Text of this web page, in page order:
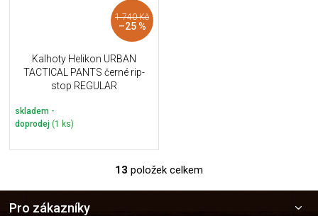
1 740 Kč
–25 %
Kalhoty Helikon URBAN
TACTICAL PANTS černé rip-
stop REGULAR
skladem -
doprodej (1 ks)
O
v
13 položek celkem
Pro zákazníky